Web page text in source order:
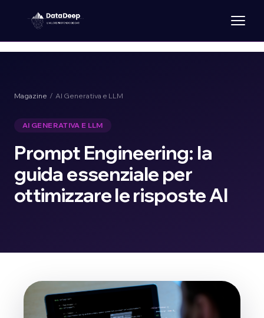
Magazine / AI Generativa e LLM
AI GENERATIVA E LLM
Prompt Engineering: la
guida essenziale per
ottimizzare le risposte AI